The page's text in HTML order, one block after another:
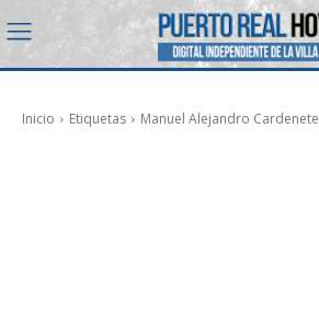
Inicio Etiquetas Manuel Alejandro Cardenete